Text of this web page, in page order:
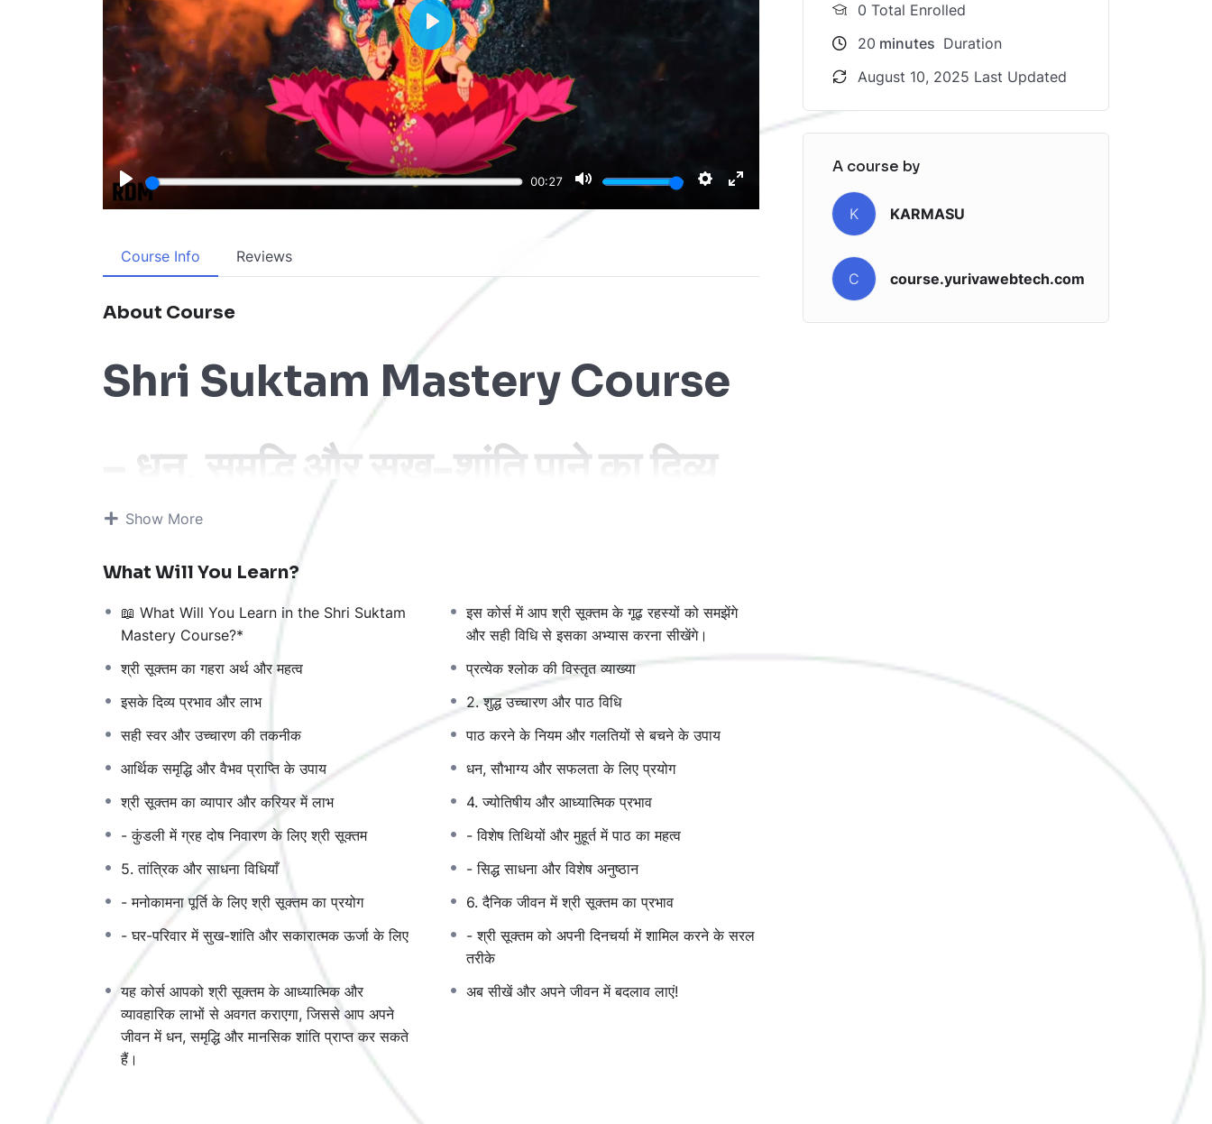
Play 00:27 Mute Settings
fullscreen
Play
Course Info Reviews
About Course
Shri Suktam Mastery Course
– धन, समृद्धि और सुख-शांति पाने का दिव्य
मार्ग
श्री सूक्तम्एक प्राचीन और चमत्कारी वैदिक स्तोत्र है, जिसे मां लक्ष्मी की कृपाप्राप्त करने का सबसे प्रभावशाली साधन माना
जाता है। इसShri Suktam Mastery Course
में आप सीखेंगे कि कैसे इस स्तोत्र के सही पाठ, अर्थ और साधना से आप
इस कोर्स में आपको मिलेगा:
श्री सूक्तम का गूढ़ अर्थऔर आध्यात्मिक महत्व
शुद्ध उच्चारण
और सही विधि से पाठ
करने की तकनीक
धन, वैभव और समृद्धि आकर्षित करने के रहस्य
ज्योतिषीय दृष्टिकोणसे श्री सूक्तम का प्रभाव
सिद्ध साधना
से जीवन में शुभ फल पाने की विधियाँ
यह कोर्स किनके लिए है?
जोआर्थिक समृद्धिऔर स्थायी धनचाहते हैं
मानसिक शांति औरसकारात्मक ऊर्जा
प्राप्त करना चाहते हैं
जो मां लक्ष्मी की कृपा
से जीवन में सफलता पाना चाहते हैं
जो
के माध्यम से आध्यात्मिक उन्नति चाहते हैं
🌺अभी जॉइन करें और अपने जीवन को दिव्य ऊर्जा से भर दें!
🎁सीमित समय के लिए विशेष ऑफर – आज ही नामांकन करें!
Show More
What Will You Learn?
📖 What Will You Learn in the Shri Suktam
Mastery Course?*
इस कोर्स में आप श्री सूक्तम के गूढ़ रहस्यों को समझेंगे
और सही विधि से इसका अभ्यास करना सीखेंगे।
श्री सूक्तम का गहरा अर्थ और महत्व
प्रत्येक श्लोक की विस्तृत व्याख्या
इसके दिव्य प्रभाव और लाभ
2. शुद्ध उच्चारण और पाठ विधि
सही स्वर और उच्चारण की तकनीक
पाठ करने के नियम और गलतियों से बचने के उपाय
आर्थिक समृद्धि और वैभव प्राप्ति के उपाय
धन, सौभाग्य और सफलता के लिए प्रयोग
श्री सूक्तम का व्यापार और करियर में लाभ
4. ज्योतिषीय और आध्यात्मिक प्रभाव
- कुंडली में ग्रह दोष निवारण के लिए श्री सूक्तम
- विशेष तिथियों और मुहूर्त में पाठ का महत्व
5. तांत्रिक और साधना विधियाँ
- सिद्ध साधना और विशेष अनुष्ठान
- मनोकामना पूर्ति के लिए श्री सूक्तम का प्रयोग
6. दैनिक जीवन में श्री सूक्तम का प्रभाव
- घर-परिवार में सुख-शांति और सकारात्मक ऊर्जा के लिए
- श्री सूक्तम को अपनी दिनचर्या में शामिल करने के सरल
तरीके
यह कोर्स आपको श्री सूक्तम के आध्यात्मिक और
व्यावहारिक लाभों से अवगत कराएगा, जिससे आप अपने
जीवन में धन, समृद्धि और मानसिक शांति प्राप्त कर सकते
हैं।
अब सीखें और अपने जीवन में बदलाव लाएं!
0 Total Enrolled
20 minutes Duration
August 10, 2025 Last Updated
A course by
K KARMASU
C course.yurivawebtech.com